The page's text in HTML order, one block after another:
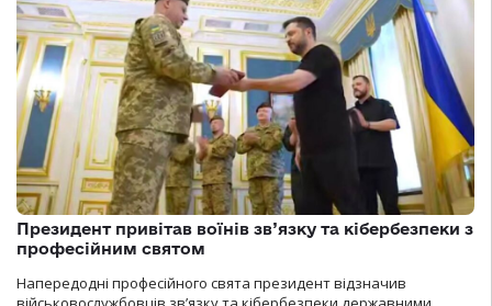
Президент привітав воїнів зв’язку та кібербезпеки з
професійним святом
Напередодні професійного свята президент відзначив